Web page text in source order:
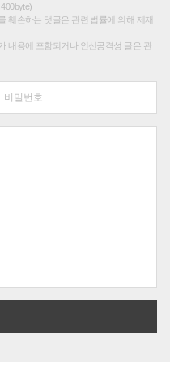
훼손하는 댓글은 관련 법률에 의해 제재
내용에 포함되거나 인신공격성 글은 관